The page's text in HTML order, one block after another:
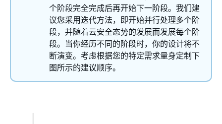
个阶段完全完成后再开始下一阶段。我们建
议您采用迭代方法，即开始并行处理多个阶
段，并随着云安全态势的发展而发展每个阶
段。当你经历不同的阶段时，你的设计将不
断演变。考虑根据您的特定需求量身定制下
图所示的建议顺序。